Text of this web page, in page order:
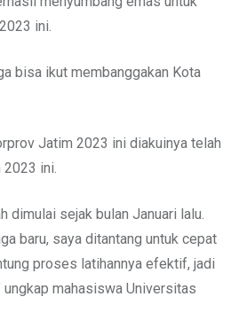
ini.
bisa ikut membanggakan Kota
Jatim 2023 ini diakuinya telah
ini.
dimulai sejak bulan Januari lalu.
baru, saya ditantang untuk cepat
proses latihannya efektif, jadi
mahasiswa Universitas